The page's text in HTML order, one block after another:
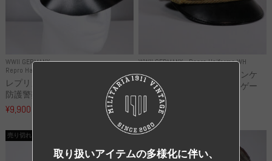
WWII GERMANY
Repro Hat and Cap Police and other
レプリカ ドイツ秩序警察 都市
防護警察 クラッシュキャップ...
¥9,900
WWII GERMANY Repro Uniforms WH
レプリカ ミヒャエル・ヤンケ
製 国家元帥 ヘルマン・ゲー
リ...
¥55,000
売り切れ 売り切れ
取り扱いアイテムの多様化に伴い、